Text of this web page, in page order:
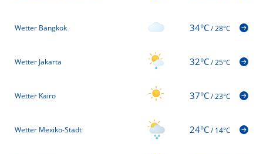
Wetter Bangkok 34°C/28°C
Wetter Jakarta 32°C/25°C
Wetter Kairo 37°C/23°C
Wetter Mexiko-Stadt 24°C/14°C